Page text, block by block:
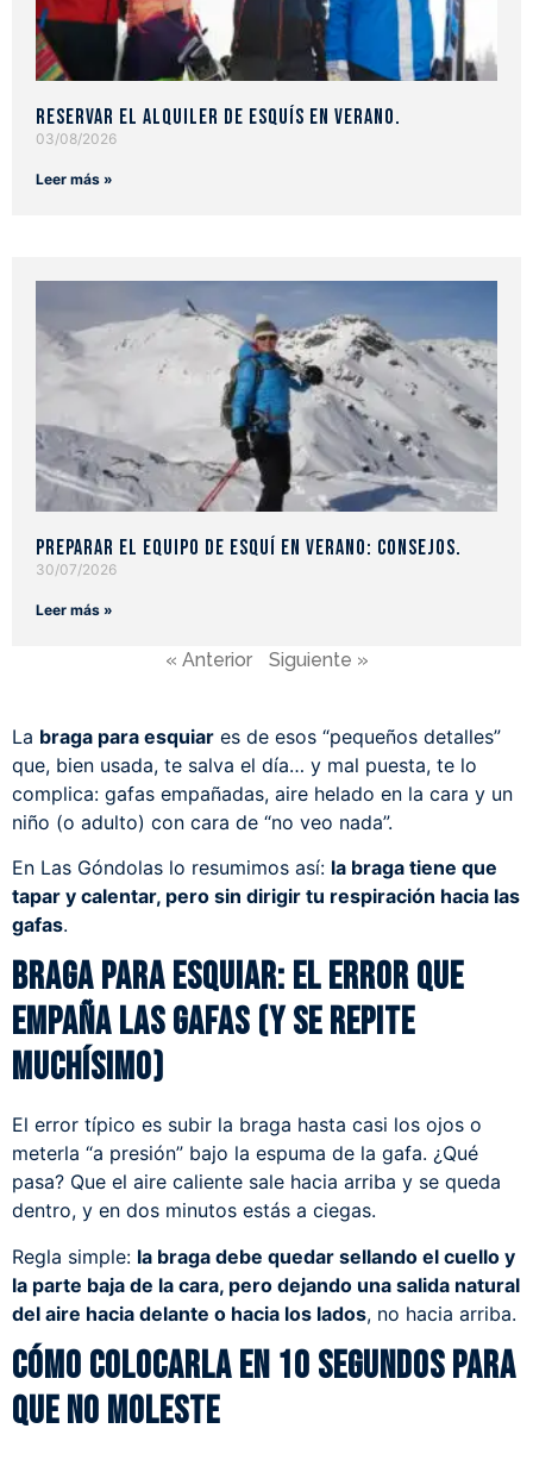
Reservar el alquiler de esquís en verano.
03/08/2026
Leer más »
Preparar el equipo de esquí en verano: consejos.
30/07/2026
Leer más »
« Anterior Siguiente »
La braga para esquiar es de esos “pequeños detalles”
que, bien usada, te salva el día… y mal puesta, te lo
complica: gafas empañadas, aire helado en la cara y un
niño (o adulto) con cara de “no veo nada”.
En Las Góndolas lo resumimos así: la braga tiene que
tapar y calentar, pero sin dirigir tu respiración hacia las
gafas.
Braga para esquiar: el error que
empaña las gafas (y se repite
muchísimo)
El error típico es subir la braga hasta casi los ojos o
meterla “a presión” bajo la espuma de la gafa. ¿Qué
pasa? Que el aire caliente sale hacia arriba y se queda
dentro, y en dos minutos estás a ciegas.
Regla simple: la braga debe quedar sellando el cuello y
la parte baja de la cara, pero dejando una salida natural
del aire hacia delante o hacia los lados, no hacia arriba.
Cómo colocarla en 10 segundos para
que no moleste